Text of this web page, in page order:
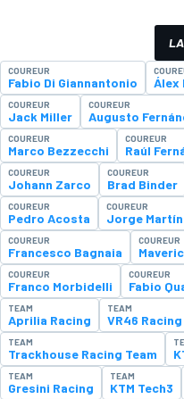
COUREUR
Fabio Di Giannantonio Álex
COUREUR
Jack Miller
COUREUR
Augusto
COUREUR
Marco Bezzecchi
COUREUR
Raúl
COUREUR
Johann Zarco
COUREUR
Brad Binder
COUREUR
Pedro Acosta
COUREUR
Jorge Martín
COUREUR
Francesco Bagnaia
COUREUR
COUREUR
Franco Morbidelli
COUREUR
Fabio
TEAM
Aprilia Racing
TEAM
VR46 Racing
TEAM
Trackhouse Racing Team
TEAM
Gresini Racing
TEAM
KTM Tech3